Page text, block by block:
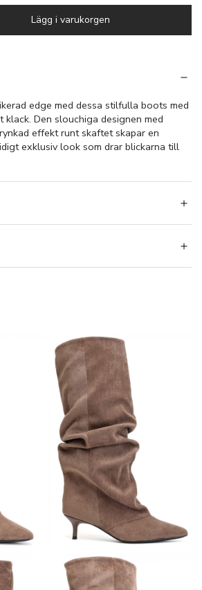
Lägg i varukorgen
edge med dessa stilfulla boots med
Den slouchiga designen med
effekt runt skaftet skapar en
exklusiv look som drar blickarna till